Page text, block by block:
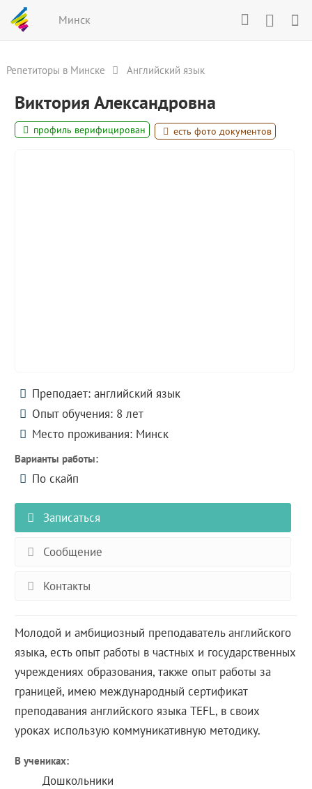
Минск
Репетиторы в Минске Английский язык
Виктория Александровна
профиль верифицирован есть фото документов
Преподает: английский язык
Опыт обучения: 8 лет
Место проживания: Минск
Варианты работы:
По скайп
Записаться
Сообщение
Контакты
Молодой и амбициозный преподаватель английского
языка, есть опыт работы в частных и государственных
учреждениях образования, также опыт работы за
границей, имею международный сертификат
преподавания английского языка TEFL, в своих
уроках использую коммуникативную методику.
В учениках:
Дошкольники